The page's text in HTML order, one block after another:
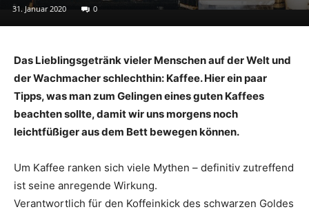
31. Januar 2020 0
Das Lieblingsgetränk vieler Menschen auf der Welt und
der Wachmacher schlechthin: Kaffee. Hier ein paar
Tipps, was man zum Gelingen eines guten Kaffees
beachten sollte, damit wir uns morgens noch
leichtfüßiger aus dem Bett bewegen können.
Um Kaffee ranken sich viele Mythen – definitiv zutreffend
ist seine anregende Wirkung.
Verantwortlich für den Koffeinkick des schwarzen Goldes